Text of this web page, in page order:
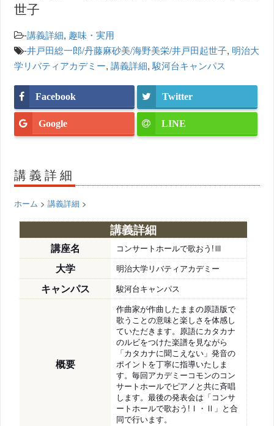
世子
-講義詳細, 趣味・実用
-井戸田総一郎/丹藤麻砂美/海野美栄/井戸田起世子, 明治大
学リバティアカデミー,講義詳細,駿河台キャンパス
Facebook Twitter
Google LINE
講義詳細
ホーム >講義詳細 >
講義詳細
講座名 コンサートホールで歌おう!Ⅲ
大学 明治大学リバティアカデミー
キャンパス 駿河台キャンパス
概要
作曲家が作曲したままの原語版で
歌うことの意味と楽しさを体感し
ていただきます。原語にカタカナ
のルビをつけた楽譜を見ながら
「カタカナに聞こえない」発音の
ポイントを丁寧に指導いたしま
す。毎回アカデミーコモンのコン
サートホールでピアノと共に斉唱
します。最後の発表会は「コンサ
ートホールで歌おう!Ⅰ・Ⅱ」と合
同で行います。